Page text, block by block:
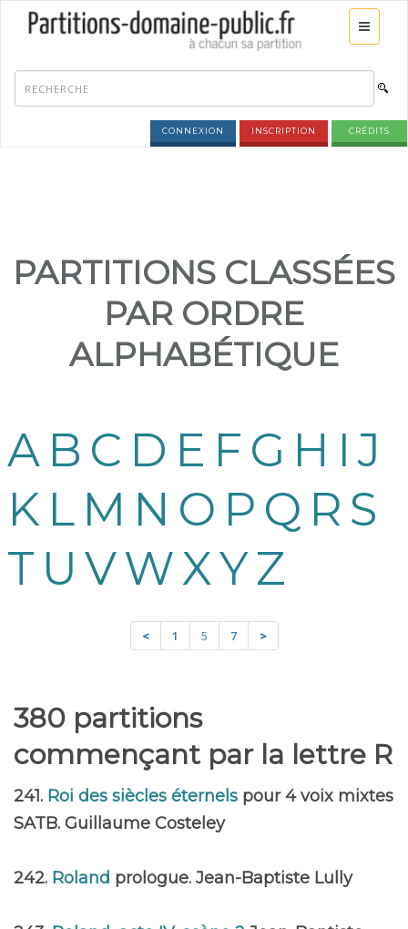
CONNEXION INSCRIPTION CRÉDITS
PARTITIONS CLASSÉES
PAR ORDRE
ALPHABÉTIQUE
A B C D E F G H I J
K L M N O P Q R S
T U VWXYZ
< 1 5 7 >
380 partitions
commençant par la lettre R
241. Roi des siècles éternels pour 4 voix mixtes
SATB. Guillaume Costeley
242. Roland prologue. Jean-Baptiste Lully